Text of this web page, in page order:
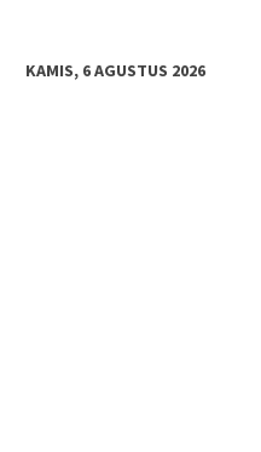
KAMIS, 6 AGUSTUS 2026